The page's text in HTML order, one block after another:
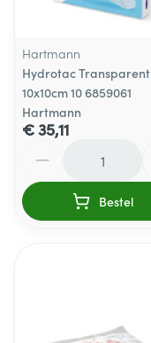
Hartmann
Hydrotac Transparent
10x10cm 10 6859061
Hartmann
€ 35,11
Bestel